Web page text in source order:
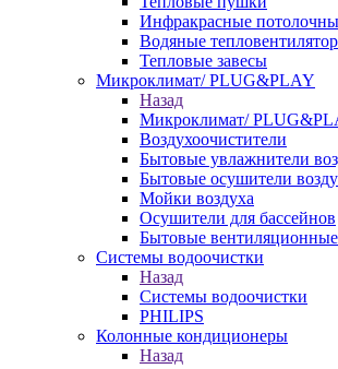
Инфракрасные
Водяные
Тепловые завесы
Микроклимат/ PLUG&PLAY
Назад
Микроклимат/
Воздухоочистители
Бытовые увлажнители
Бытовые осушители
Мойки воздуха
Осушители для бассейнов
Бытовые вентиляционные
Системы водоочистки
Назад
Системы водоочистки
PHILIPS
Колонные кондиционеры
Назад